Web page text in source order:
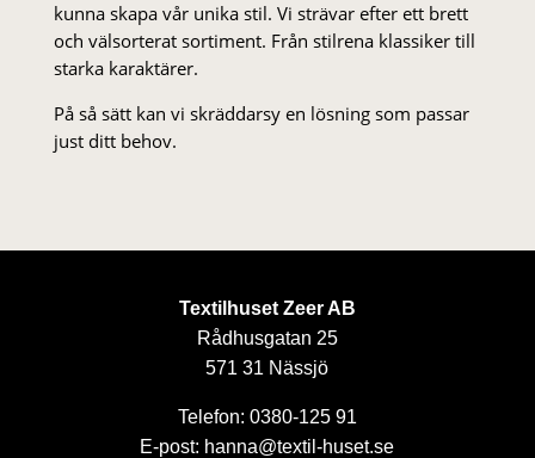
kunna skapa vår unika stil. Vi strä­var efter ett brett
och välsorterat sor­ti­ment. Från stil­rena klas­siker till
starka karaktärer.
På så sätt kan vi skräddarsy en lösning som passar
just ditt behov.
Textilhuset Zeer AB
Rådhusgatan 25
571 31 Nässjö
Telefon: 0380-125 91
E-post: hanna@textil-huset.se